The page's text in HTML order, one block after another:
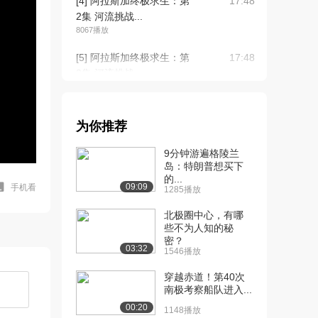
手机看
2集 河流挑战...
8067播放
[5] 阿拉斯加终极求生：第
17:48
2集 河流挑战...
[7] 阿拉斯加终极求生：第
3集 荒芜之地...
待播放
[8] 阿拉斯加终极求生：第
3集 荒芜之地...
17:36
[9] 阿拉斯加终极求生：第
3集 荒芜之地...
1063播放
17:29
为你推荐
09:09
9分钟游遍格陵兰
岛：特朗普想买下
的...
1285播放
03:32
北极圈中心，有哪
些不为人知的秘
密？
1546播放
00:20
穿越赤道！第40次
南极考察船队进入...
1148播放